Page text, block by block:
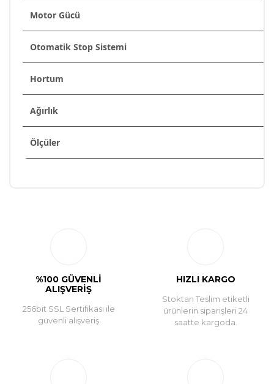
Motor Gücü
Otomatik Stop Sistemi
Hortum
Ağırlık
Ölçüler
%100 GÜVENLİ
ALIŞVERİŞ
256bit SSL Sertifikası ile
güvenli alışveriş
HIZLI KARGO
Stoktan Teslim etiketli
ürünlerin siparişleri 24
saatte kargoda.